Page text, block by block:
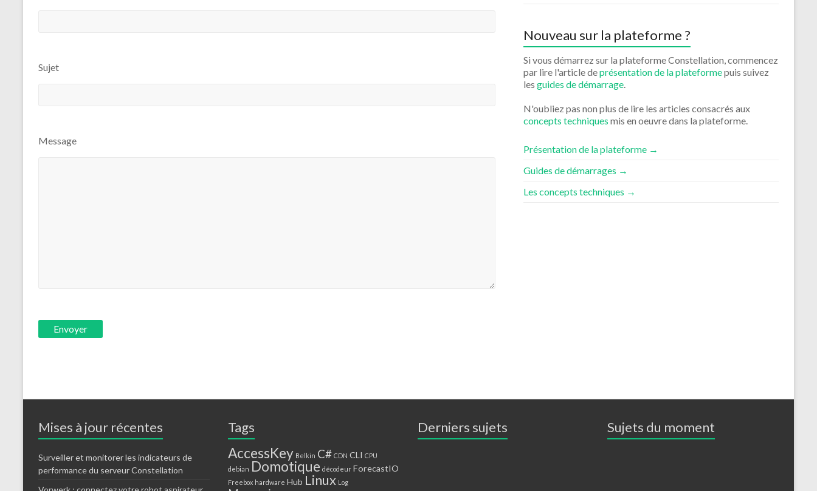
Sujet
Message
Nouveau sur la plateforme ?
Si vous démarrez sur la plateforme Constellation, commencez
par lire l'article deprésentation de la plateformepuis suivez
les guides de démarrage.
N'oubliez pas non plus de lire les articles consacrés aux
concepts techniques mis en oeuvre dans la plateforme.
Présentation de la plateforme →
Guides de démarrages →
Les concepts techniques →
Mises à jour récentes
Surveiller et monitorer les indicateurs de
performance du serveur Constellation
Tags
AccessKey Belkin C# CDN CLI CPU
debian Domotique décodeur ForecastIO
Freebox hardware Hub Linux Log
Derniers sujets Sujets du moment